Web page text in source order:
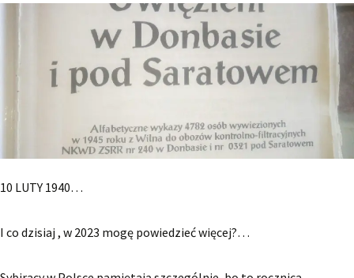
10 LUTY 1940…
I co dzisiaj , w 2023 mogę powiedzieć więcej?…